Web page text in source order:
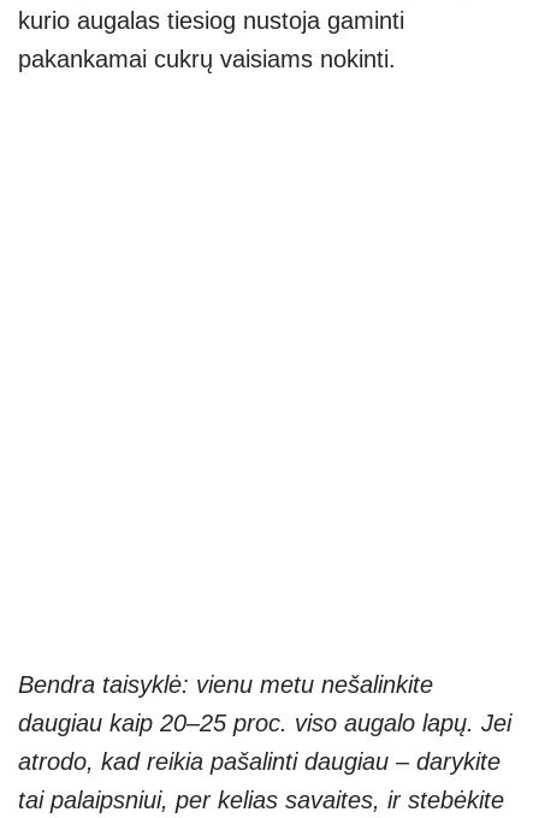
kurio augalas tiesiog nustoja gaminti
pakankamai cukrų vaisiams nokinti.
Bendra taisyklė: vienu metu nešalinkite
daugiau kaip 20–25 proc. viso augalo lapų. Jei
atrodo, kad reikia pašalinti daugiau – darykite
tai palaipsniui, per kelias savaites, ir stebėkite